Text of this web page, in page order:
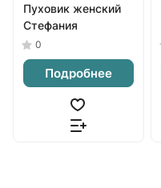
Пуховик женский
Стефания
0
Подробнее